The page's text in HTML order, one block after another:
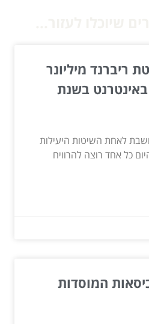
ריברנד מיליונר
בשנת
לאחת השיטות היעילות
כל אחד רוצה להרוויח
המוסדות